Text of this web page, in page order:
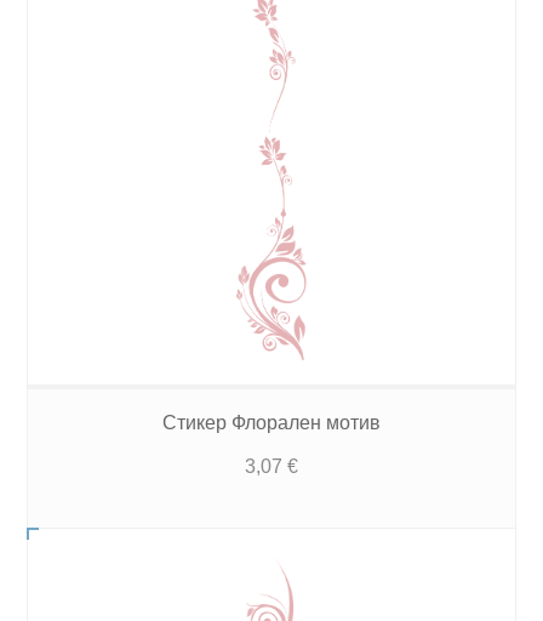
Стикер Флорален мотив
3,07 €